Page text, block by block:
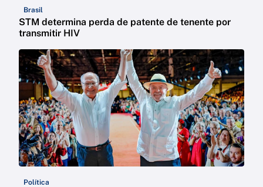
Brasil
STM determina perda de patente de tenente por
transmitir HIV
Política